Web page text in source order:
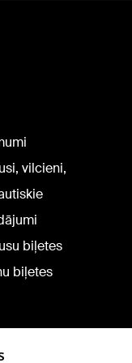
vilcieni,
biļetes
biļetes